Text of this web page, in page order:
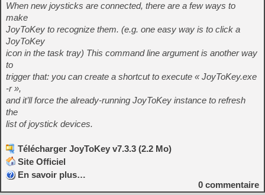
When new joysticks are connected, there are a few ways to
make
JoyToKey to recognize them. (e.g. one easy way is to click a
JoyToKey
icon in the task tray) This command line argument is another way
to
trigger that: you can create a shortcut to execute « JoyToKey.exe
-r »,
and it’ll force the already-running JoyToKey instance to refresh
the
list of joystick devices.
Télécharger JoyToKey v7.3.3 (2.2 Mo)
Site Officiel
En savoir plus…
0 commentaire